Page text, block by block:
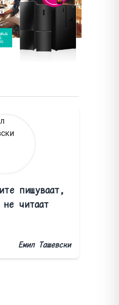
пишуваат,
читаат
Емил Ташевски